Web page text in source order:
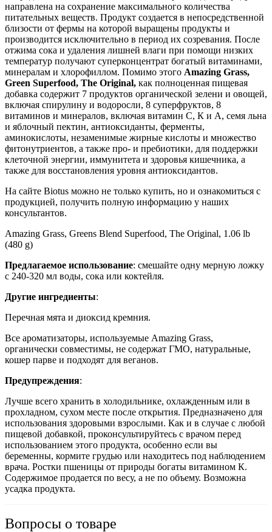
направлена на сохранение максимального количества
питательных веществ. Продукт создается в непосредственной
близости от фермы на которой выращены продукты и
производится исключительно в период их созревания. После
отжима сока и удаления лишней влаги при помощи низких
температур получают суперконцентрат богатый витаминами,
минералам и хлорофиллом. Помимо этого Amazing Grass,
Green Superfood, The Original, как полноценная пищевая
добавка содержит 7 продуктов органической зелени и овощей,
включая спирулину и водоросли, 8 суперфруктов, 8
витаминов и минералов, включая витамин С, К и А, семя льна
и яблочный пектин, антиоксиданты, ферменты,
аминокислоты, незаменимые жирные кислоты и множество
фитонутриентов, а также про- и пребиотики, для поддержки
клеточной энергии, иммунитета и здоровья кишечника, а
также для восстановления уровня антиоксидантов.
На сайте Biotus можно не только купить, но и ознакомиться с
продукцией, получить полную информацию у наших
консультантов.
Amazing Grass, Greens Blend Superfood, The Original, 1.06 lb
(480 g)
Предлагаемое использование: смешайте одну мерную ложку
с 240-320 мл воды, сока или коктейля.
Другие ингредиенты:
Перечная мята и диоксид кремния.
Все ароматизаторы, используемые Amazing Grass,
органически совместимы, не содержат ГМО, натуральные,
кошер парве и подходят для веганов.
Предупреждения:
Лучше всего хранить в холодильнике, охлажденным или в
прохладном, сухом месте после открытия. Предназначено для
использования здоровыми взрослыми. Как и в случае с любой
пищевой добавкой, проконсультируйтесь с врачом перед
использованием этого продукта, особенно если вы
беременны, кормите грудью или находитесь под наблюдением
врача. Ростки пшеницы от природы богаты витамином К.
Содержимое продается по весу, а не по объему. Возможна
усадка продукта.
Вопросы о товаре